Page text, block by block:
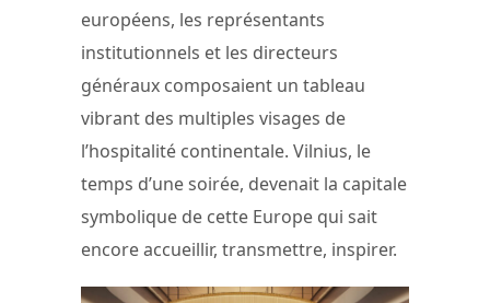
européens, les représentants
institutionnels et les directeurs
généraux composaient un tableau
vibrant des multiples visages de
l’hospitalité continentale. Vilnius, le
temps d’une soirée, devenait la capitale
symbolique de cette Europe qui sait
encore accueillir, transmettre, inspirer.